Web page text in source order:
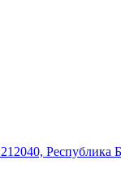
Республика